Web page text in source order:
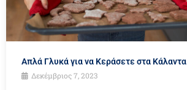
Απλά Γλυκά για να Κεράσετε στα Κάλαντα
Δεκέμβριος 7, 2023